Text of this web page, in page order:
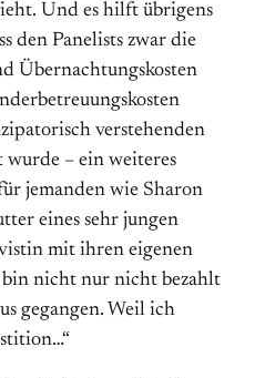
Und es hilft übrigens
den Panelists zwar die
Übernachtungskosten
verstehenden
wurde – ein weiteres
jemanden wie Sharon
eines sehr jungen
mit ihren eigenen
nicht nur nicht bezahlt
gegangen. Weil ich